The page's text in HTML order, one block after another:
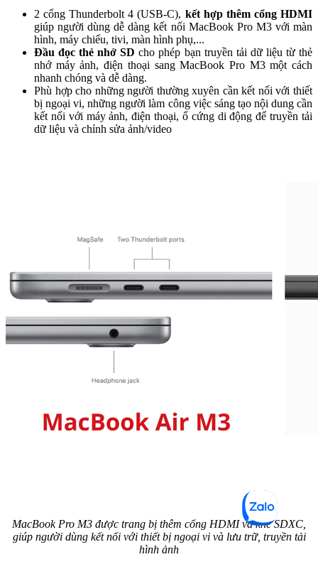
2 cổng Thunderbolt 4 (USB-C), kết hợp thêm cổng HDMI
giúp người dùng dễ dàng kết nối MacBook Pro M3 với màn
hình, máy chiếu, tivi, màn hình phụ,...
Đầu đọc thẻ nhớ SDcho phép bạn truyền tải dữ liệu từ thẻ
nhớ máy ảnh, điện thoại sang MacBook Pro M3 một cách
nhanh chóng và dễ dàng.
Phù hợp cho những người thường xuyên cần kết nối với thiết
bị ngoại vi, những người làm công việc sáng tạo nội dung cần
kết nối với máy ảnh, điện thoại, ổ cứng di động để truyền tải
dữ liệu và chỉnh sửa ảnh/video
MacBook Pro M3 được trang bị thêm cổng HDMI và khe SDXC,
giúp người dùng kết nối với thiết bị ngoại vi và lưu trữ, truyền tải
hình ảnh